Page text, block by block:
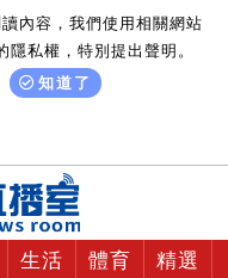
內容，我們使用相關網站
私權，特別提出聲明。
知道了
生活 體育 精選